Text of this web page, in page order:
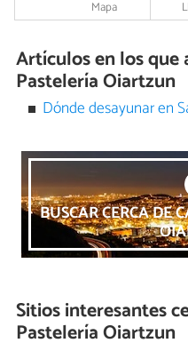
Mapa
Artículos en los que
Pastelería Oiartzun
Dónde desayunar en
BUSCAR CERCA DE
Sitios interesantes
Pastelería Oiartzun